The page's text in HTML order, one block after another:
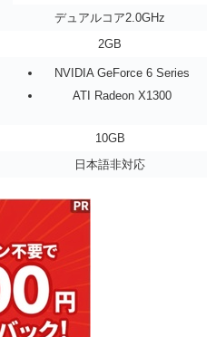
デュアルコア2.0GHz
2GB
NVIDIA GeForce 6 Series
ATI Radeon X1300
10GB
日本語非対応